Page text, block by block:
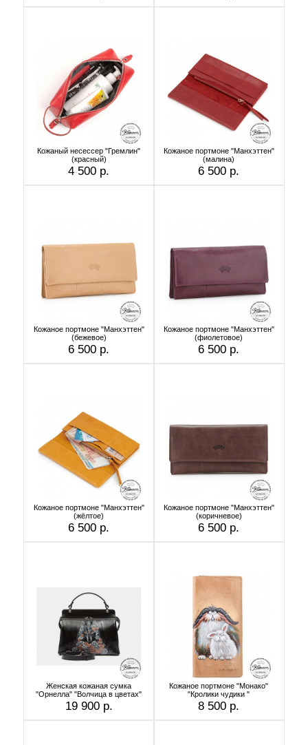
Кожаный несессер "Гремлин"
(красный)
4 500 р.
Кожаное портмоне "Манхэттен"
(малина)
6 500 р.
Кожаное портмоне "Манхэттен"
(бежевое)
6 500 р.
Кожаное портмоне "Манхэттен"
(фиолетовое)
6 500 р.
Кожаное портмоне "Манхэттен"
(жёлтое)
6 500 р.
Кожаное портмоне "Манхэттен"
(коричневое)
6 500 р.
Женская кожаная сумка
"Орнелла" "Волчица в цветах"
19 900 р.
Кожаное портмоне "Монако"
"Кролики чудики "
8 500 р.